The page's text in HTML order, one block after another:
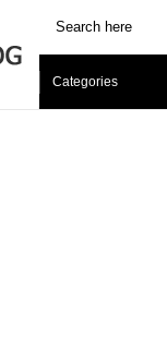
Categories